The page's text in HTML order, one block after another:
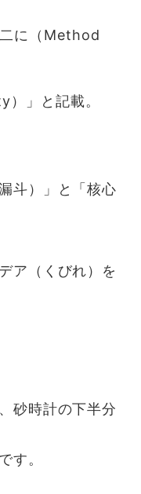
に（Method
」と記載。
斗）」と「核心
ア（くびれ）を
砂時計の下半分
す。